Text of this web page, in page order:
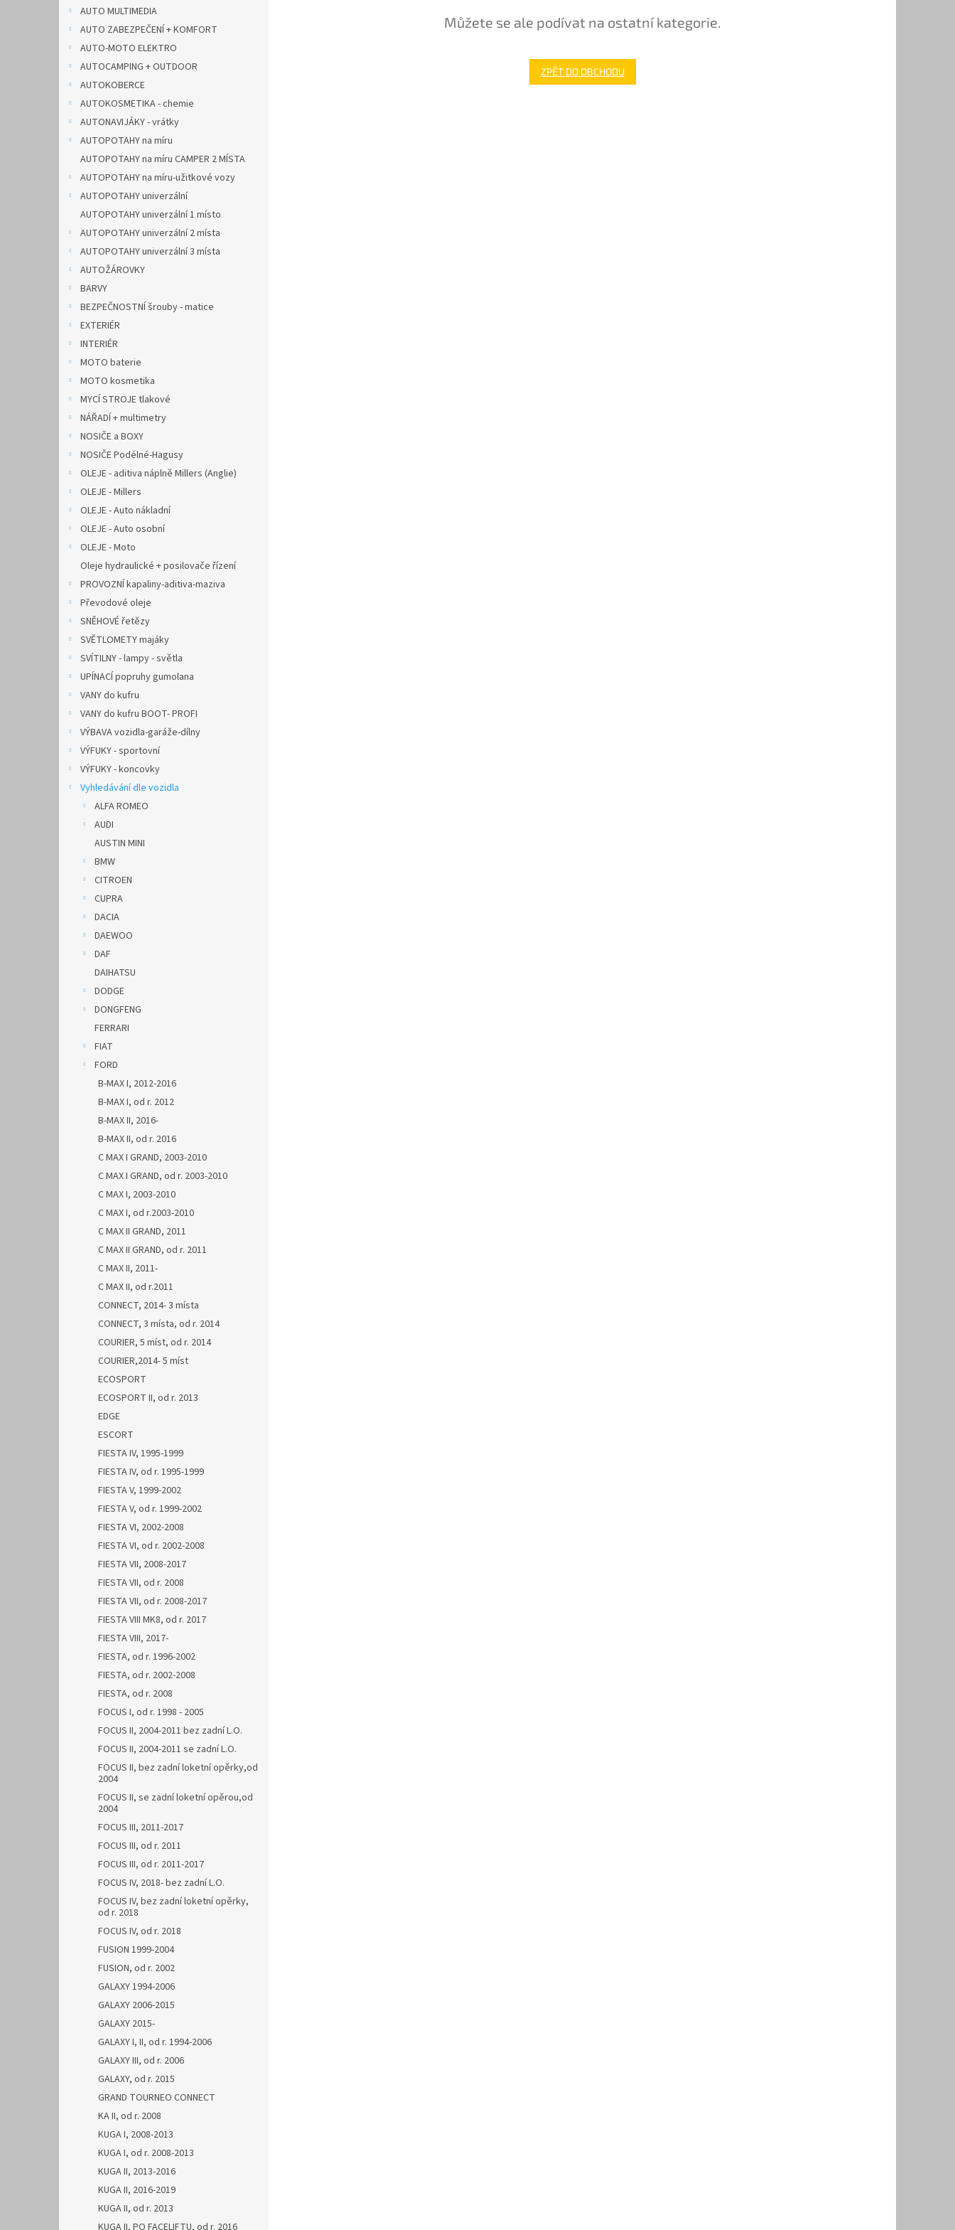
AUTO MULTIMEDIA
AUTO ZABEZPEČENÍ + KOMFORT
AUTO-MOTO ELEKTRO
AUTOCAMPING + OUTDOOR
AUTOKOBERCE
AUTOKOSMETIKA - chemie
AUTONAVIJÁKY - vrátky
AUTOPOTAHY na míru
AUTOPOTAHY na míru CAMPER 2 MÍSTA
AUTOPOTAHY na míru-užitkové vozy
AUTOPOTAHY univerzální
AUTOPOTAHY univerzální 1 místo
AUTOPOTAHY univerzální 2 místa
AUTOPOTAHY univerzální 3 místa
AUTOŽÁROVKY
BARVY
BEZPEČNOSTNÍ šrouby - matice
EXTERIÉR
INTERIÉR
MOTO baterie
MOTO kosmetika
MYCÍ STROJE tlakové
NÁŘADÍ + multimetry
NOSIČE a BOXY
NOSIČE Podélné-Hagusy
OLEJE - aditiva náplně Millers (Anglie)
OLEJE - Millers
OLEJE - Auto nákladní
OLEJE - Auto osobní
OLEJE - Moto
Oleje hydraulické + posilovače řízení
PROVOZNÍ kapaliny-aditiva-maziva
Převodové oleje
SNĚHOVÉ řetězy
SVĚTLOMETY majáky
SVÍTILNY - lampy - světla
UPÍNACÍ popruhy gumolana
VANY do kufru
VANY do kufru BOOT- PROFI
VÝBAVA vozidla-garáže-dílny
VÝFUKY - sportovní
VÝFUKY - koncovky
Vyhledávání dle vozidla
ALFA ROMEO
AUDI
AUSTIN MINI
BMW
CITROEN
CUPRA
DACIA
DAEWOO
DAF
DAIHATSU
DODGE
DONGFENG
FERRARI
FIAT
FORD
B-MAX I, 2012-2016
B-MAX I, od r. 2012
B-MAX II, 2016-
B-MAX II, od r. 2016
C MAX I GRAND, 2003-2010
C MAX I GRAND, od r. 2003-2010
C MAX I, 2003-2010
C MAX I, od r.2003-2010
C MAX II GRAND, 2011
C MAX II GRAND, od r. 2011
C MAX II, 2011-
C MAX II, od r.2011
CONNECT, 2014- 3 místa
CONNECT, 3 místa, od r. 2014
COURIER, 5 míst, od r. 2014
COURIER,2014- 5 míst
ECOSPORT
ECOSPORT II, od r. 2013
EDGE
ESCORT
FIESTA IV, 1995-1999
FIESTA IV, od r. 1995-1999
FIESTA V, 1999-2002
FIESTA V, od r. 1999-2002
FIESTA VI, 2002-2008
FIESTA VI, od r. 2002-2008
FIESTA VII, 2008-2017
FIESTA VII, od r. 2008
FIESTA VII, od r. 2008-2017
FIESTA VIII MK8, od r. 2017
FIESTA VIII, 2017-
FIESTA, od r. 1996-2002
FIESTA, od r. 2002-2008
FIESTA, od r. 2008
FOCUS I, od r. 1998 - 2005
FOCUS II, 2004-2011 bez zadní L.O.
FOCUS II, 2004-2011 se zadní L.O.
FOCUS II, bez zadní loketní opěrky,od
2004
FOCUS II, se zadní loketní opěrou,od
2004
FOCUS III, 2011-2017
FOCUS III, od r. 2011
FOCUS III, od r. 2011-2017
FOCUS IV, 2018- bez zadní L.O.
FOCUS IV, bez zadní loketní opěrky,
od r. 2018
FOCUS IV, od r. 2018
FUSION 1999-2004
FUSION, od r. 2002
GALAXY 1994-2006
GALAXY 2006-2015
GALAXY 2015-
GALAXY I, II, od r. 1994-2006
GALAXY III, od r. 2006
GALAXY, od r. 2015
GRAND TOURNEO CONNECT
KA II, od r. 2008
KUGA I, 2008-2013
KUGA I, od r. 2008-2013
KUGA II, 2013-2016
KUGA II, 2016-2019
KUGA II, od r. 2013
KUGA II, PO FACELIFTU, od r. 2016
Můžete se ale podívat na ostatní kategorie.
ZPĚT DO OBCHODU